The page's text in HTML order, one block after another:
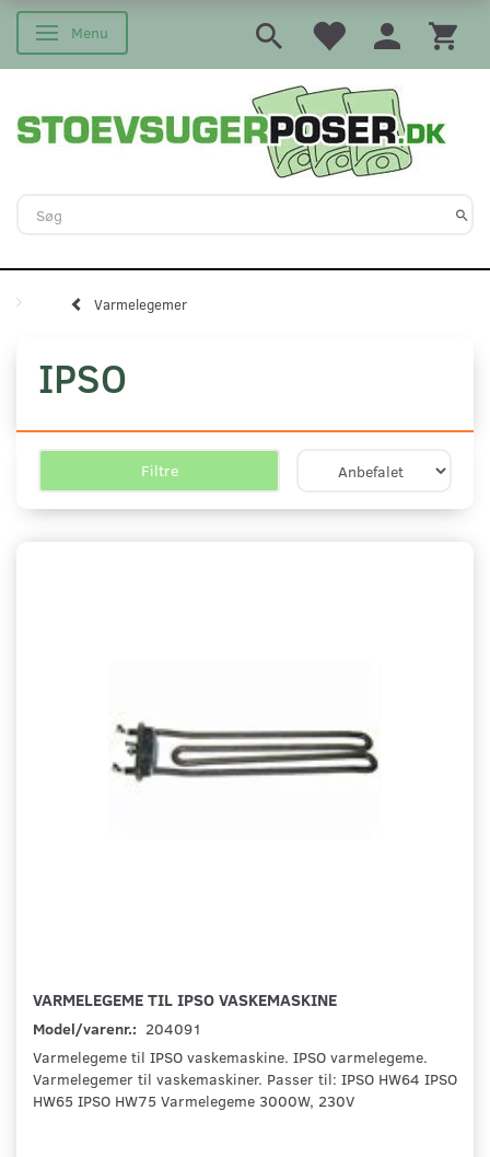
Skifte navigation
Menu
Varmelegemer
IPSO
Filtre
VARMELEGEME TIL IPSO VASKEMASKINE
Model/varenr.: 204091
Varmelegeme til IPSO vaskemaskine. IPSO varmelegeme.
Varmelegemer til vaskemaskiner. Passer til: IPSO HW64 IPSO
HW65 IPSO HW75 Varmelegeme 3000W, 230V